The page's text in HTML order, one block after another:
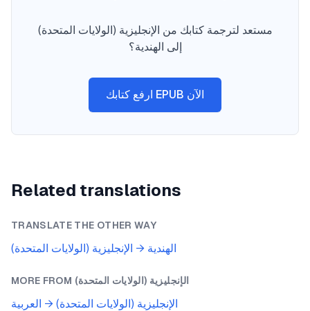
مستعد لترجمة كتابك من الإنجليزية (الولايات المتحدة)
إلى الهندية؟
ارفع كتابك EPUB الآن
Related translations
TRANSLATE THE OTHER WAY
الهندية → الإنجليزية (الولايات المتحدة)
MORE FROM الإنجليزية (الولايات المتحدة)
الإنجليزية (الولايات المتحدة) → العربية